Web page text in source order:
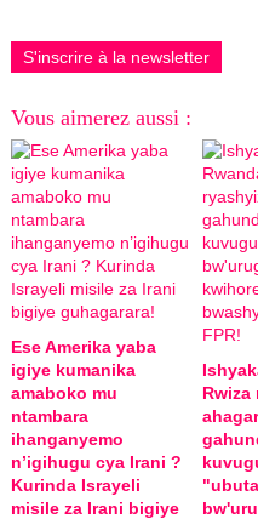
S'inscrire à la newsletter
Vous aimerez aussi :
Ese Amerika yaba
igiye kumanika
amaboko mu
ntambara
ihanganyemo
n’igihugu cya Irani ?
Kurinda Israyeli
misile za Irani bigiye
Rwiza